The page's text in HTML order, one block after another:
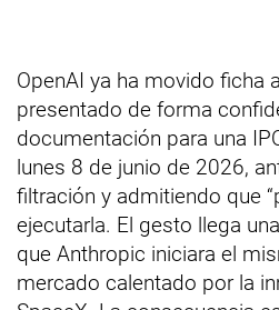
OpenAI ya ha movido ficha
presentado de forma
documentación para una
lunes 8 de junio de 2026,
filtración y admitiendo que
ejecutarla. El gesto llega
que Anthropic iniciara el
mercado calentado por la